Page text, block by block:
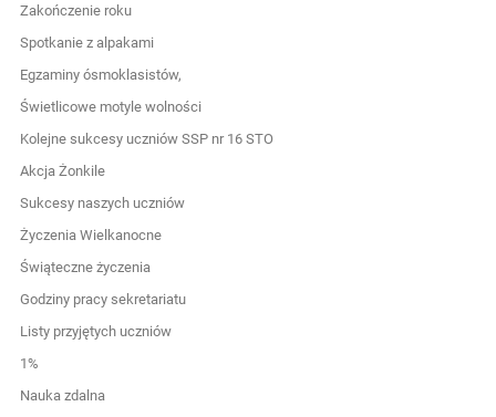
Zakończenie roku
Spotkanie z alpakami
Egzaminy ósmoklasistów,
Świetlicowe motyle wolności
Kolejne sukcesy uczniów SSP nr 16 STO
Akcja Żonkile
Sukcesy naszych uczniów
Życzenia Wielkanocne
Świąteczne życzenia
Godziny pracy sekretariatu
Listy przyjętych uczniów
1%
Nauka zdalna